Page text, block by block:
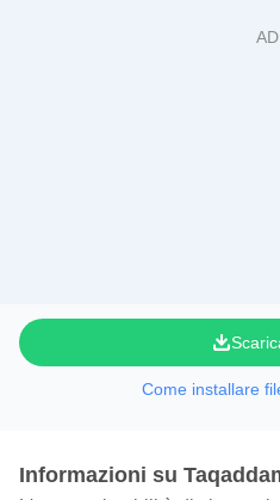
Come installare
Informazioni su